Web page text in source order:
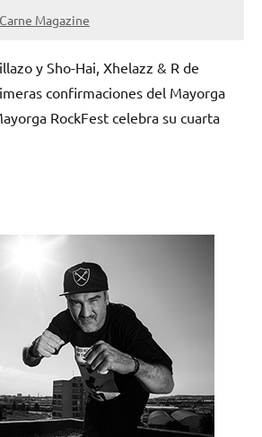
Magazine
y Sho-Hai, Xhelazz & R de
confirmaciones del Mayorga
RockFest celebra su cuarta